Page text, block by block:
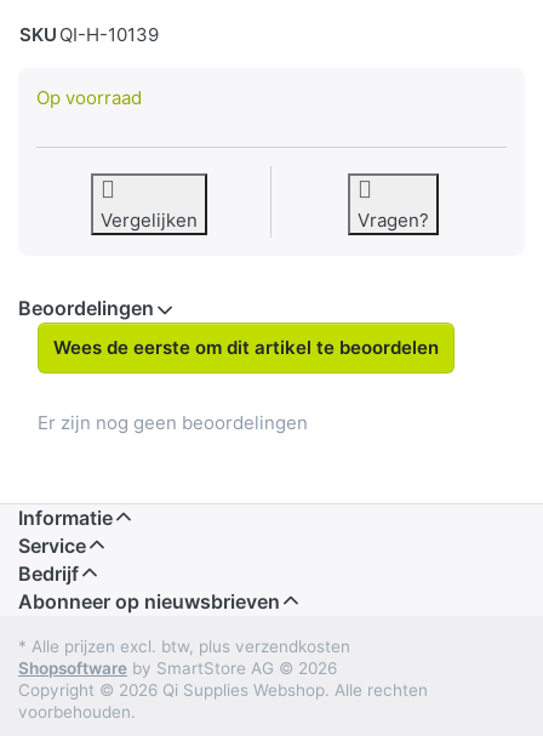
SKU QI-H-10139
Op voorraad
Vergelijken Vragen?
Beoordelingen
Wees de eerste om dit artikel te beoordelen
Er zijn nog geen beoordelingen
Informatie
Service
Bedrijf
Abonneer op nieuwsbrieven
* Alle prijzen excl. btw, plus verzendkosten
Shopsoftware by SmartStore AG © 2026
Copyright © 2026 Qi Supplies Webshop. Alle rechten
voorbehouden.